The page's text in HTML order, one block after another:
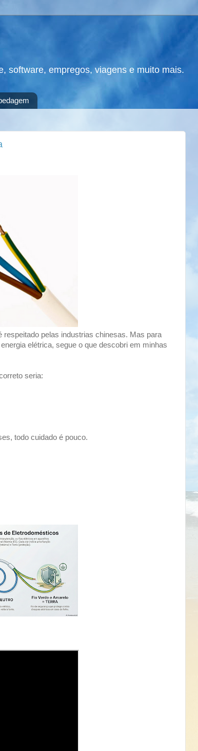
software, empregos, viagens e muito mais.
pelas industrias chinesas. Mas para
elétrica, segue o que descobri em minhas
seria:
todo cuidado é pouco.